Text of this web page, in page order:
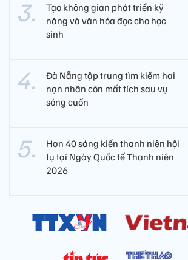
Tạo không gian phát triển kỹ
năng và văn hóa đọc cho học
sinh
Đà Nẵng tập trung tìm kiếm hai
nạn nhân còn mất tích sau vụ
sóng cuốn
Hơn 40 sáng kiến thanh niên hội
tụ tại Ngày Quốc tế Thanh niên
2026